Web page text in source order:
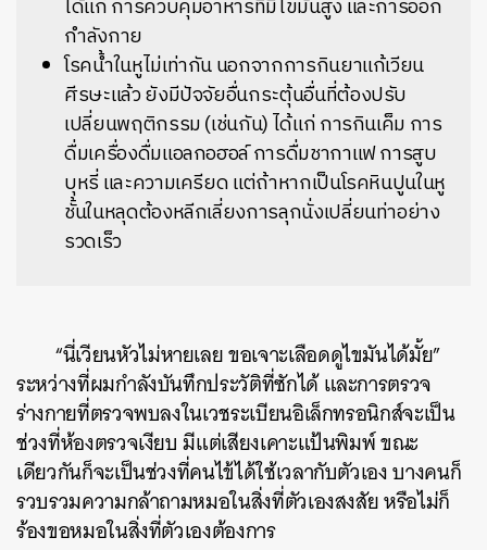
ได้แก่ การควบคุมอาหารที่มีไขมันสูง และการออก
กำลังกาย
โรคน้ำในหูไม่เท่ากัน นอกจากการกินยาแก้เวียน
ศีรษะแล้ว ยังมีปัจจัยอื่นกระตุ้นอื่นที่ต้องปรับ
เปลี่ยนพฤติกรรม (เช่นกัน) ได้แก่ การกินเค็ม การ
ดื่มเครื่องดื่มแอลกอฮอล์ การดื่มชากาแฟ การสูบ
บุหรี่ และความเครียด แต่ถ้าหากเป็นโรคหินปูนในหู
ชั้นในหลุดต้องหลีกเลี่ยงการลุกนั่งเปลี่ยนท่าอย่าง
รวดเร็ว
“นี่เวียนหัวไม่หายเลย ขอเจาะเลือดดูไขมันได้มั้ย”
ระหว่างที่ผมกำลังบันทึกประวัติที่ซักได้ และการตรวจ
ร่างกายที่ตรวจพบลงในเวชระเบียนอิเล็กทรอนิกส์จะเป็น
ช่วงที่ห้องตรวจเงียบ มีแต่เสียงเคาะแป้นพิมพ์ ขณะ
เดียวกันก็จะเป็นช่วงที่คนไข้ได้ใช้เวลากับตัวเอง บางคนก็
รวบรวมความกล้าถามหมอในสิ่งที่ตัวเองสงสัย หรือไม่ก็
ร้องขอหมอในสิ่งที่ตัวเองต้องการ